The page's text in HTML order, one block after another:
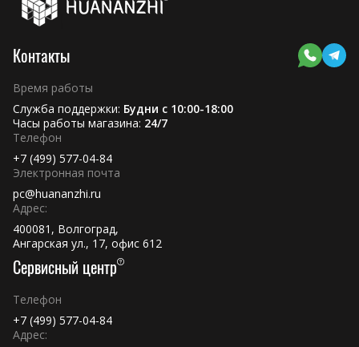
Контакты
Время работы
Служба поддержки: Будни с 10:00-18:00
Часы работы магазина: 24/7
Телефон
+7 (499) 577-04-84
Электронная почта
pc@huananzhi.ru
Адрес:
400081, Волгоград,
Ангарская ул., 17, офис 612
Сервисный центр
Телефон
+7 (499) 577-04-84
Адрес: